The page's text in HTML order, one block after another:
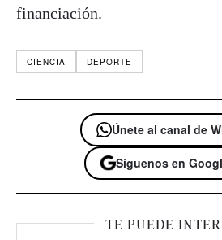
financiación.
CIENCIA DEPORTE
Únete al canal de
Síguenos en
TE PUEDE